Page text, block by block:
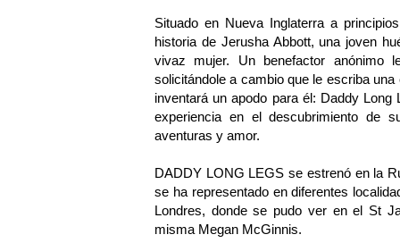
Situado en Nueva Inglaterra a
historia de Jerusha Abbott, una joven
vivaz mujer. Un benefactor anónimo
solicitándole a cambio que le escriba
inventará un apodo para él: Daddy
experiencia en el descubrimiento de
aventuras y amor.
DADDY LONG LEGS se estrenó en la
se ha representado en diferentes
Londres, donde se pudo ver en el St
misma Megan McGinnis.